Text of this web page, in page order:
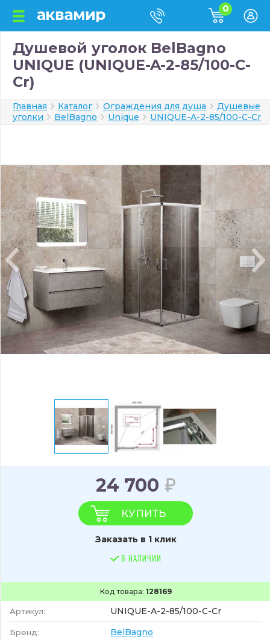
0
Душевой уголок BelBagno
UNIQUE (UNIQUE-A-2-85/100-C-
Cr)
Главная Каталог Ограждения для душа
Душевые
уголки
BelBagno Unique UNIQUE-A-2-85/100-C-Cr
Код товара: 128169
Артикул: UNIQUE-A-2-85/100-C-Cr
Бренд: BelBagno
24 700
КУПИТЬ
Заказать в 1 клик
В НАЛИЧИИ